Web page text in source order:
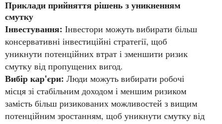
Приклади прийняття рішень з уникненням
смутку
Інвестування: Інвестори можуть вибирати більш
консервативні інвестиційні стратегії, щоб
уникнути потенційних втрат і зменшити ризик
смутку від пропущених вигод.
Вибір кар'єри: Люди можуть вибирати робочі
місця зі стабільним доходом і меншим ризиком
замість більш ризикованих можливостей з вищим
потенційним зростанням, щоб уникнути смутку від